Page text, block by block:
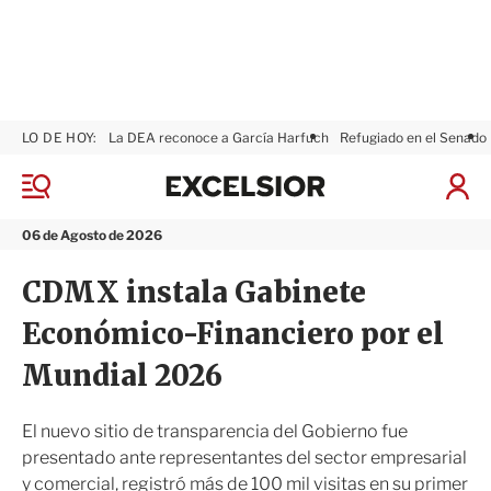
M
n
06 de Agosto de 2026
LO DE HOY: La DEA reconoce a García Harfuch Refugiado en el Senado
I
x
i
r
CDMX instala Gabinete
Económico-Financiero por el
Mundial 2026
El nuevo sitio de transparencia del Gobierno fue
presentado ante representantes del sector empresarial
y comercial, registró más de 100 mil visitas en su primer